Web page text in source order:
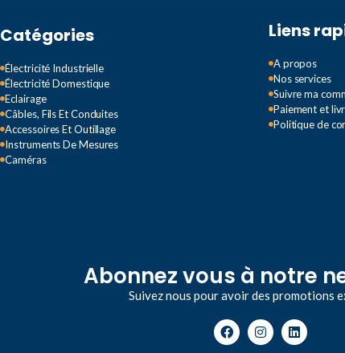
Catégories
Électricité Industrielle
Électricité Domestique
Eclairage
Câbles, Fils Et Conduites
Accessoires Et Outillage
Instruments De Mesures
Caméras
Liens
A propos
Nos services
Suivre ma
Paiement et
Politique de
Abonnez vous à notre
Suivez nous pour avoir des promotions